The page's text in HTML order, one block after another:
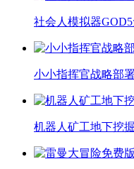
社会人模拟器
小小指挥官战略部
机器人矿工地下挖